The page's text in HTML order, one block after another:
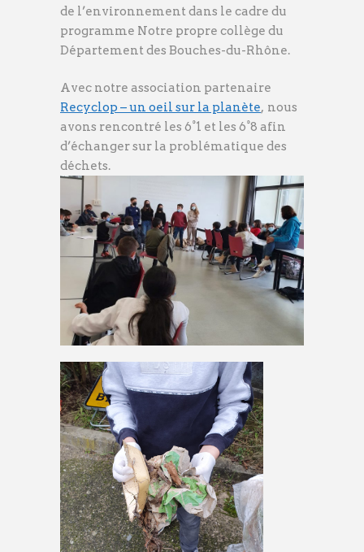
de l’environnement dans le cadre du
programme Notre propre collège du
Département des Bouches-du-Rhône.
Avec notre association partenaire
Recyclop – un oeil sur la planète, nous
avons rencontré les 6°1 et les 6°8 afin
d’échanger sur la problématique des
déchets.